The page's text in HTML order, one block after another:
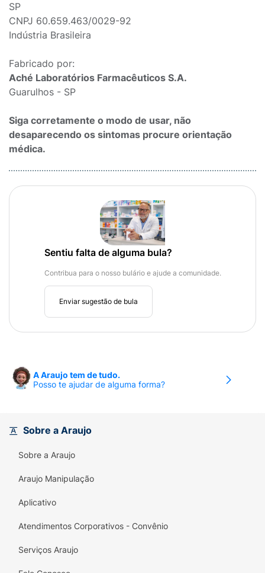
SP
CNPJ 60.659.463/0029-92
Indústria Brasileira
Fabricado por:
Aché Laboratórios Farmacêuticos S.A.
Guarulhos - SP
Siga corretamente o modo de usar, não
desaparecendo os sintomas procure orientação
médica.
Sentiu falta de alguma bula?
Contribua para o nosso bulário e ajude a comunidade.
Enviar sugestão de bula
A Araujo tem de tudo.
Posso te ajudar de alguma forma?
Sobre a Araujo
Sobre a Araujo
Araujo Manipulação
Aplicativo
Atendimentos Corporativos - Convênio
Serviços Araujo